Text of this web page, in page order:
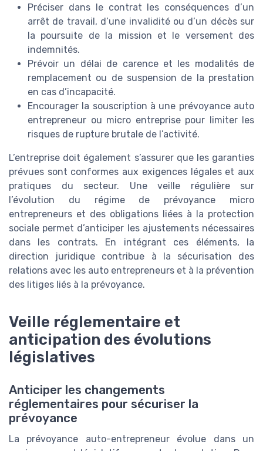
Préciser dans le contrat les conséquences d’un
arrêt de travail, d’une invalidité ou d’un décès sur
la poursuite de la mission et le versement des
indemnités.
Prévoir un délai de carence et les modalités de
remplacement ou de suspension de la prestation
en cas d’incapacité.
Encourager la souscription à une prévoyance auto
entrepreneur ou micro entreprise pour limiter les
risques de rupture brutale de l’activité.
L’entreprise doit également s’assurer que les garanties
prévues sont conformes aux exigences légales et aux
pratiques du secteur. Une veille régulière sur
l’évolution du régime de prévoyance micro
entrepreneurs et des obligations liées à la protection
sociale permet d’anticiper les ajustements nécessaires
dans les contrats. En intégrant ces éléments, la
direction juridique contribue à la sécurisation des
relations avec les auto entrepreneurs et à la prévention
des litiges liés à la prévoyance.
Veille réglementaire et
anticipation des évolutions
législatives
Anticiper les changements
réglementaires pour sécuriser la
prévoyance
La prévoyance auto-entrepreneur évolue dans un